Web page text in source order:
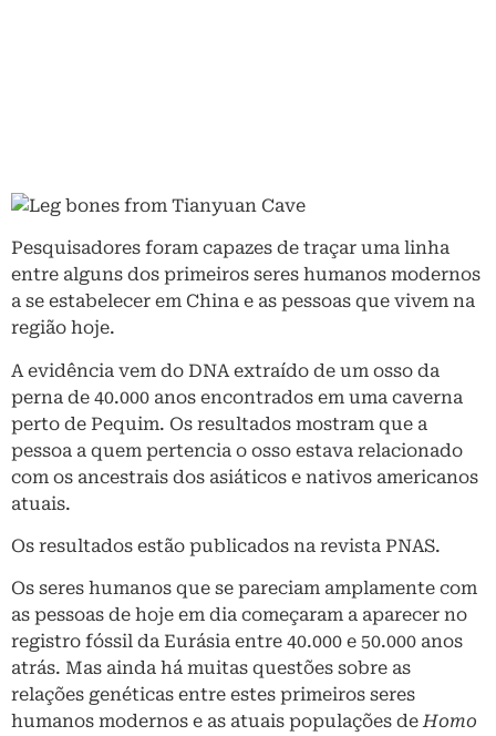
Pesquisadores foram capazes de traçar uma linha
entre alguns dos primeiros seres humanos modernos
a se estabelecer em China e as pessoas que vivem na
região hoje.
A evidência vem do DNA extraído de um osso da
perna de 40.000 anos encontrados em uma caverna
perto de Pequim. Os resultados mostram que a
pessoa a quem pertencia o osso estava relacionado
com os ancestrais dos asiáticos e nativos americanos
atuais.
Os resultados estão publicados na revista PNAS.
Os seres humanos que se pareciam amplamente com
as pessoas de hoje em dia começaram a aparecer no
registro fóssil da Eurásia entre 40.000 e 50.000 anos
atrás. Mas ainda há muitas questões sobre as
relações genéticas entre estes primeiros seres
humanos modernos e as atuais populações deHomo